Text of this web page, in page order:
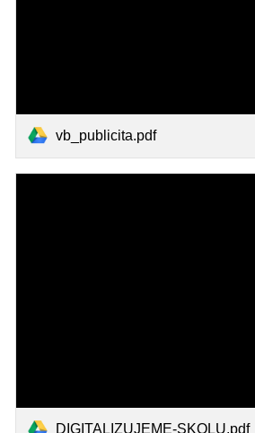
vb_publicita.pdf
DIGITALIZUJEME-SKOLU.pdf